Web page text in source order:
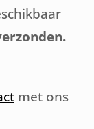
met ons